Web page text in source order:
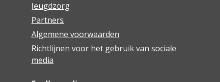
Jeugdzorg
Partners
Algemene voorwaarden
Richtlijnen voor het gebruik van sociale
media